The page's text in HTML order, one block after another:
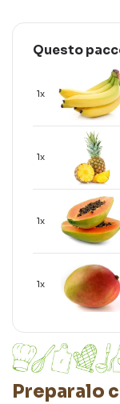
Questo
1x
1x
1x
1x
Preparalo